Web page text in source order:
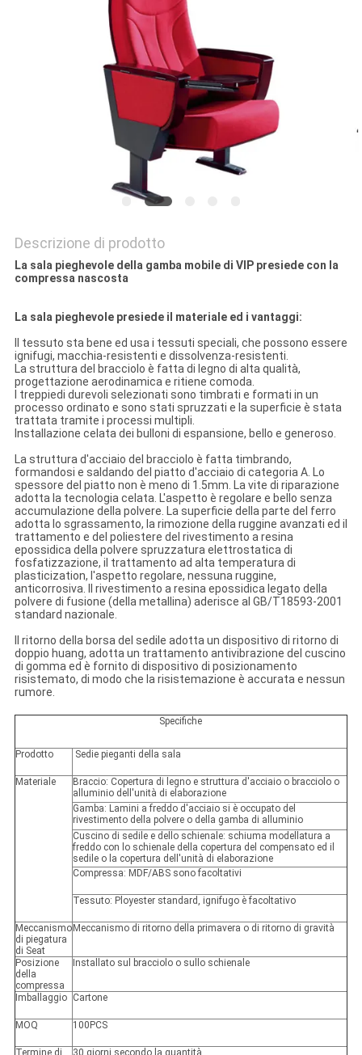
Descrizione di prodotto
La sala pieghevole della gamba mobile di VIP presiede con la
compressa nascosta
La sala pieghevole presiede il materiale ed i vantaggi:
Il tessuto sta bene ed usa i tessuti speciali, che possono essere
ignifugi, macchia-resistenti e dissolvenza-resistenti.
La struttura del bracciolo è fatta di legno di alta qualità,
progettazione aerodinamica e ritiene comoda.
I treppiedi durevoli selezionati sono timbrati e formati in un
processo ordinato e sono stati spruzzati e la superficie è stata
trattata tramite i processi multipli.
Installazione celata dei bulloni di espansione, bello e generoso.
La struttura d'acciaio del bracciolo è fatta timbrando,
formandosi e saldando del piatto d'acciaio di categoria A. Lo
spessore del piatto non è meno di 1.5mm. La vite di riparazione
adotta la tecnologia celata. L'aspetto è regolare e bello senza
accumulazione della polvere. La superficie della parte del ferro
adotta lo sgrassamento, la rimozione della ruggine avanzati ed il
trattamento e del poliestere del rivestimento a resina
epossidica della polvere spruzzatura elettrostatica di
fosfatizzazione, il trattamento ad alta temperatura di
plasticization, l'aspetto regolare, nessuna ruggine,
anticorrosiva. Il rivestimento a resina epossidica legato della
polvere di fusione (della metallina) aderisce al GB/T18593-2001
standard nazionale.
Il ritorno della borsa del sedile adotta un dispositivo di ritorno di
doppio huang, adotta un trattamento antivibrazione del cuscino
di gomma ed è fornito di dispositivo di posizionamento
risistemato, di modo che la risistemazione è accurata e nessun
rumore.
Specifiche
Prodotto Sedie pieganti della sala
Materiale
Braccio: Copertura di legno e struttura d'acciaio o bracciolo o
alluminio dell'unità di elaborazione
Gamba: Lamini a freddo d'acciaio si è occupato del
rivestimento della polvere o della gamba di alluminio
Cuscino di sedile e dello schienale: schiuma modellatura a
freddo con lo schienale della copertura del compensato ed il
sedile o la copertura dell'unità di elaborazione
Compressa: MDF/ABS sono facoltativi
Tessuto: Ployester standard, ignifugo è facoltativo
Meccanismo
di piegatura
di Seat
Meccanismo di ritorno della primavera o di ritorno di gravità
Posizione
della
compressa
Installato sul bracciolo o sullo schienale
Imballaggio Cartone
MOQ 100PCS